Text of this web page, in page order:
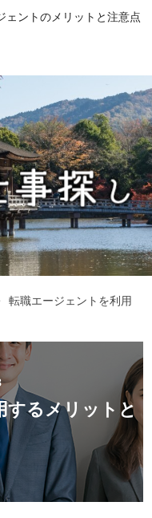
ェントのメリットと注意点
転職エージェントを利用
するメリットと